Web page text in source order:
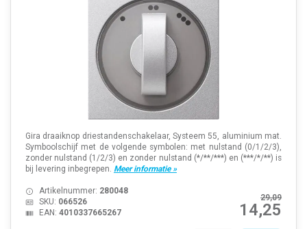
Gira draaiknop driestandenschakelaar, Systeem 55, aluminium mat.
Symboolschijf met de volgende symbolen: met nulstand (0/1/2/3),
zonder nulstand (1/2/3) en zonder nulstand (*/**/***) en (***/*/**) is
bij levering inbegrepen. Meer informatie »
29,09
14,25
Artikelnummer: 280048
SKU: 066526
EAN: 4010337665267